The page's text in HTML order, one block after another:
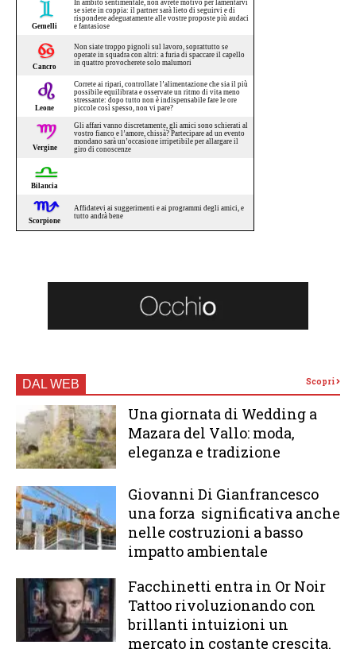
DAL WEB Scopri
Una giornata di Wedding a
Mazara del Vallo: moda,
eleganza e tradizione
Giovanni Di Gianfrancesco
una forza significativa anche
nelle costruzioni a basso
impatto ambientale
Facchinetti entra in Or Noir
Tattoo rivoluzionando con
brillanti intuizioni un
mercato in costante crescita.